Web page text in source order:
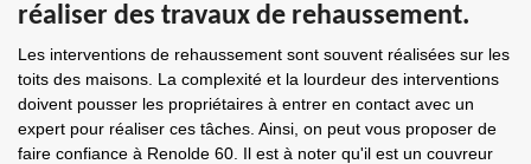
réaliser des travaux de rehaussement.
Les interventions de rehaussement sont souvent réalisées sur les
toits des maisons. La complexité et la lourdeur des interventions
doivent pousser les propriétaires à entrer en contact avec un
expert pour réaliser ces tâches. Ainsi, on peut vous proposer de
faire confiance à Renolde 60. Il est à noter qu'il est un couvreur